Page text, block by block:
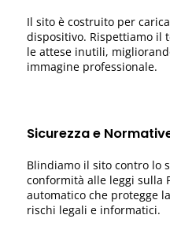
Il sito è costruito per
dispositivo. Rispettiamo il
le attese inutili,
immagine professionale.
Sicurezza e
Blindiamo il sito contro lo
conformità alle leggi sulla
automatico che protegge
rischi legali e informatici.